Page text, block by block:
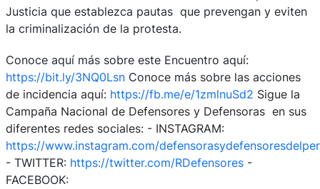
Justicia que establezca pautas que prevengan y eviten
la criminalización de la protesta.
Conoce aquí más sobre este Encuentro aquí:
https://bit.ly/3NQ0Lsn Conoce más sobre las acciones
de incidencia aquí: https://fb.me/e/1zmlnuSd2 Sigue la
Campaña Nacional de Defensores y Defensoras en sus
diferentes redes sociales: - INSTAGRAM:
https://www.instagram.com/
- TWITTER: https://twitter.com/RDefensores -
FACEBOOK: